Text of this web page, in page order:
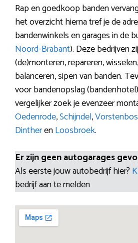
Rap en goedkoop banden
het overzicht hierna tref je de
bandenwinkels en garages in de
Noord-Brabant). Deze bedrijven
(de)monteren, repareren,
balanceren, sipen van banden.
voor bandenopslag
vergelijker zoek je evenzeer
Oedenrode,Schijndel,
DintherenLoosbroek.
Er zijn geen autogarages
Als eerste jouw autobedrijf hier?
bedrijf aan te melden